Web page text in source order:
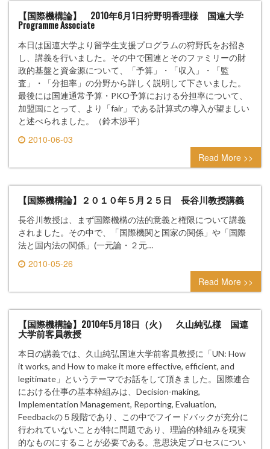
【国際機構論】 2010年6月1日狩野明香理様 国連大学
Programme Associate
本日は国連大学より留学生支援プログラムの狩野氏をお招き
し、講義を行いました。その中で国連とそのファミリーの財
政的基盤と資金源について、「予算」・「収入」・「監
査」・「分担率」の分野から詳しく説明して下さいました。
最後には国連通常予算・PKO予算における分担率について、
加盟国にとって、より「fair」である計算式の導入が望ましい
と述べられました。（鈴木渉平）
2010-06-03
0 comment
Read More >>
【国際機構論】２０１０年５月２５日 長谷川教授講義
長谷川教授は、まず国際機構の法的意義と権限について講義
されました。その中で、「国際機関と国家の関係」や「国際
法と国内法の関係」(一元論・２元…
2010-05-26
0 comment
Read More >>
【国際機構論】2010年5月18日（火） 久山純弘様 国連
大学前客員教授
本日の講義では、久山純弘国連大学前客員教授に「UN: How
it works, and How to make it more effective, efficient, and
legitimate」というテーマでお話をして頂きました。国際連合
における仕事の基本枠組みは、Decision-making,
Implementation Management, Reporting, Evaluation,
Feedbackの５段階であり、この中でフイードバックが充分に
行われていないことが特に問題であり、理論的枠組みを現実
的なものにすることが必要である。意思決定プロセスについ